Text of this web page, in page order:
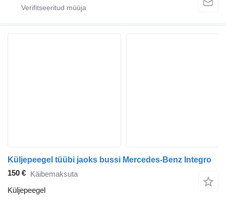
Küljepeegel tüübi jaoks bussi Mercedes-Benz Integro
150 € Käibemaksuta
Küljepeegel